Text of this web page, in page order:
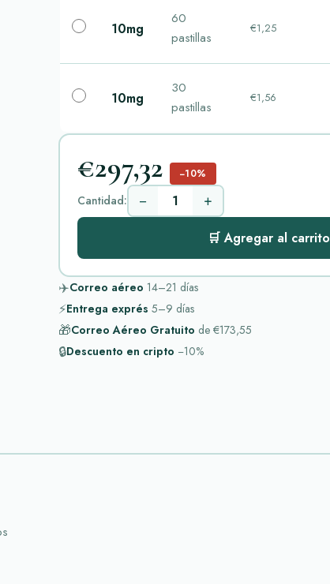
10mg
60
pastillas
€1,25
10mg
30
pastillas
€1,56
€297,32 −10%
Cantidad: − +
🛒 Agregar al carrito
✈️Correo aéreo 14–21 días
⚡Entrega exprés 5–9 días
🎁Correo Aéreo Gratuito de €173,55
🔒Descuento en cripto −10%